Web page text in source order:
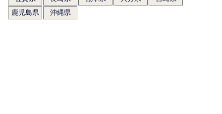
鹿児島県
沖縄県